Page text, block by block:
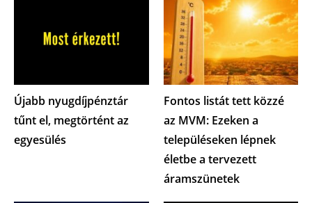
Újabb nyugdíjpénztár
tűnt el, megtörtént az
egyesülés
Fontos listát tett közzé
az MVM: Ezeken a
településeken lépnek
életbe a tervezett
áramszünetek